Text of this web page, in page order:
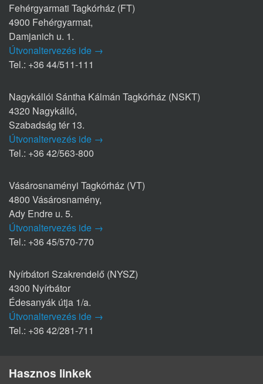
Fehérgyarmati Tagkórház (FT)
4900 Fehérgyarmat,
Damjanich u. 1.
Útvonaltervezés ide →
Tel.: +36 44/511-111
Nagykállói Sántha Kálmán Tagkórház (NSKT)
4320 Nagykálló,
Szabadság tér 13.
Útvonaltervezés ide →
Tel.: +36 42/563-800
Vásárosnaményi Tagkórház (VT)
4800 Vásárosnamény,
Ady Endre u. 5.
Útvonaltervezés ide →
Tel.: +36 45/570-770
Nyírbátori Szakrendelő (NYSZ)
4300 Nyírbátor
Édesanyák útja 1/a.
Útvonaltervezés ide →
Tel.: +36 42/281-711
Hasznos linkek